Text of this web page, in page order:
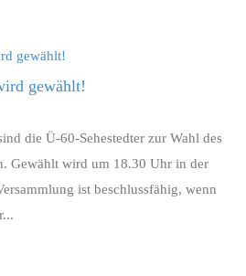
gewählt!
die Ü-60-Sehestedter zur Wahl des
Gewählt wird um 18.30 Uhr in der
ist beschlussfähig, wenn